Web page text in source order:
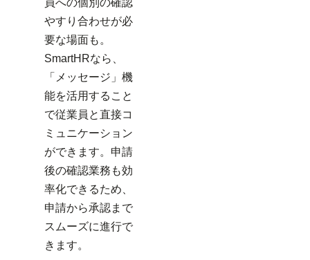
員への個別の確認
やすり合わせが必
要な場面も。
SmartHRなら、
「メッセージ」機
能を活用すること
で従業員と直接コ
ミュニケーション
ができます。申請
後の確認業務も効
率化できるため、
申請から承認まで
スムーズに進行で
きます。